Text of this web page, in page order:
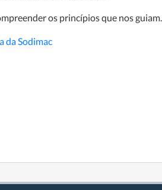
os princípios que nos
da Sodimac